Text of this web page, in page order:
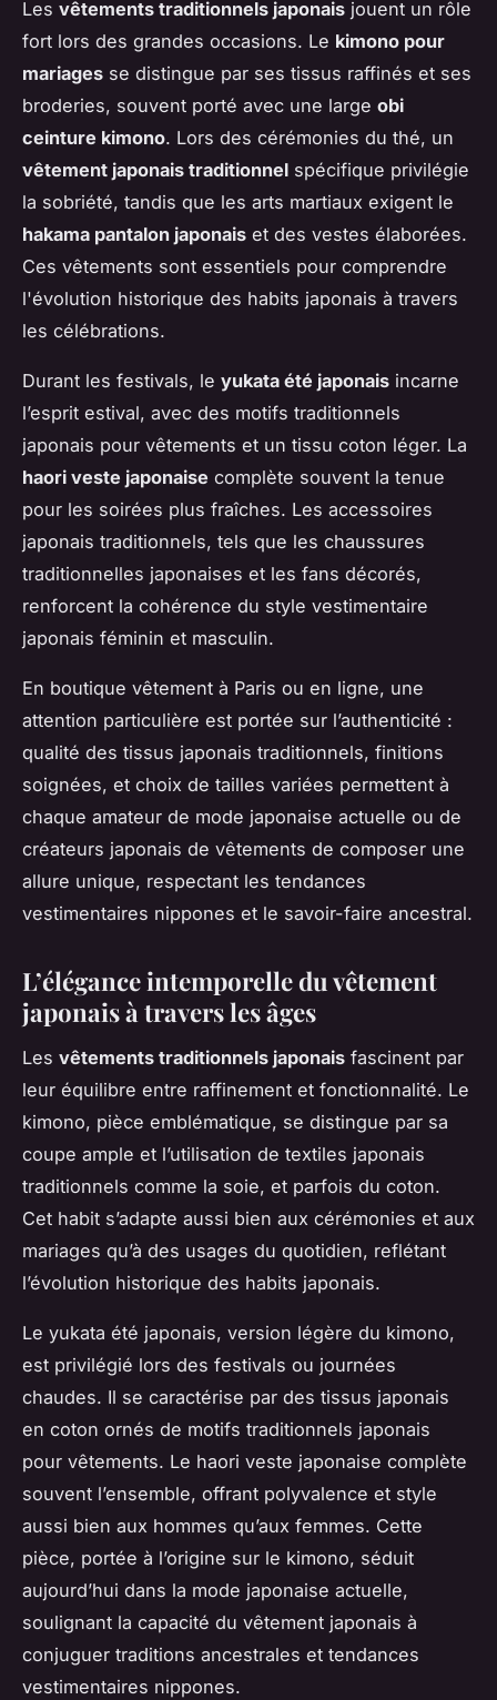
Les vêtements traditionnels japonais jouent un rôle
fort lors des grandes occasions. Le kimono pour
mariages se distingue par ses tissus raffinés et ses
broderies, souvent porté avec une large obi
ceinture kimono. Lors des cérémonies du thé, un
vêtement japonais traditionnel spécifique privilégie
la sobriété, tandis que les arts martiaux exigent le
hakama pantalon japonais et des vestes élaborées.
Ces vêtements sont essentiels pour comprendre
l'évolution historique des habits japonais à travers
les célébrations.
Durant les festivals, le yukata été japonais incarne
l’esprit estival, avec des motifs traditionnels
japonais pour vêtements et un tissu coton léger. La
haori veste japonaise complète souvent la tenue
pour les soirées plus fraîches. Les accessoires
japonais traditionnels, tels que les chaussures
traditionnelles japonaises et les fans décorés,
renforcent la cohérence du style vestimentaire
japonais féminin et masculin.
En boutique vêtement à Paris ou en ligne, une
attention particulière est portée sur l’authenticité :
qualité des tissus japonais traditionnels, finitions
soignées, et choix de tailles variées permettent à
chaque amateur de mode japonaise actuelle ou de
créateurs japonais de vêtements de composer une
allure unique, respectant les tendances
vestimentaires nippones et le savoir-faire ancestral.
L’élégance intemporelle du vêtement
japonais à travers les âges
Les vêtements traditionnels japonais fascinent par
leur équilibre entre raffinement et fonctionnalité. Le
kimono, pièce emblématique, se distingue par sa
coupe ample et l’utilisation de textiles japonais
traditionnels comme la soie, et parfois du coton.
Cet habit s’adapte aussi bien aux cérémonies et aux
mariages qu’à des usages du quotidien, reflétant
l’évolution historique des habits japonais.
Le yukata été japonais, version légère du kimono,
est privilégié lors des festivals ou journées
chaudes. Il se caractérise par des tissus japonais
en coton ornés de motifs traditionnels japonais
pour vêtements. Le haori veste japonaise complète
souvent l’ensemble, offrant polyvalence et style
aussi bien aux hommes qu’aux femmes. Cette
pièce, portée à l’origine sur le kimono, séduit
aujourd’hui dans la mode japonaise actuelle,
soulignant la capacité du vêtement japonais à
conjuguer traditions ancestrales et tendances
vestimentaires nippones.